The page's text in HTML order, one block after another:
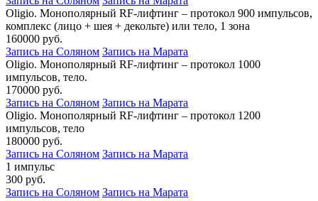
Oligio. Монополярный RF-лифтинг – протокол 900 импульсов,
комплекс (лицо + шея + декольте) или тело, 1 зона
160000 руб.
Запись на Соляном Запись на Марата
Oligio. Монополярный RF-лифтинг – протокол 1000
импульсов, тело.
170000 руб.
Запись на Соляном Запись на Марата
Oligio. Монополярный RF-лифтинг – протокол 1200
импульсов, тело
180000 руб.
Запись на Соляном Запись на Марата
1 импульс
300 руб.
Запись на Соляном Запись на Марата